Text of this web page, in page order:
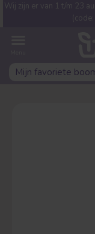
Wij zijn er van 1 t/m 23
Welke